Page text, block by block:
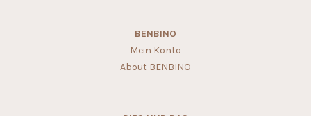
BENBINO
Mein Konto
About BENBINO